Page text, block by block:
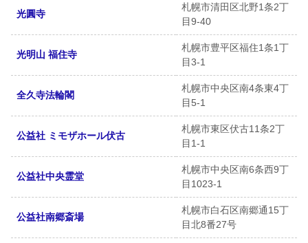
光圓寺
札幌市清田区北野1条2丁
目9-40
光明山 福住寺
札幌市豊平区福住1条1丁
目3-1
全久寺法輪閣
札幌市中央区南4条東4丁
目5-1
公益社 ミモザホール伏古
札幌市東区伏古11条2丁
目1-1
公益社中央霊堂
札幌市中央区南6条西9丁
目1023-1
公益社南郷斎場
札幌市白石区南郷通15丁
目北8番27号